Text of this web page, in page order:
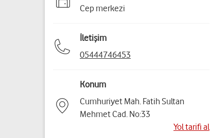
Cep merkezi
İletişim
05444746453
Konum
Cumhuriyet Mah. Fatih Sultan
Mehmet Cad. No:33
Yol tarifi al